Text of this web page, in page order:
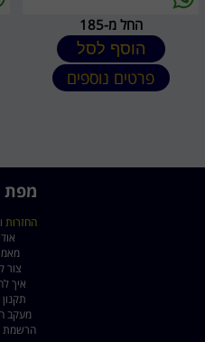
החל מ-185
הוסף לסל
פרטים נוספים
מפת
החזרות
צור
איך
מעקב
הרשמת